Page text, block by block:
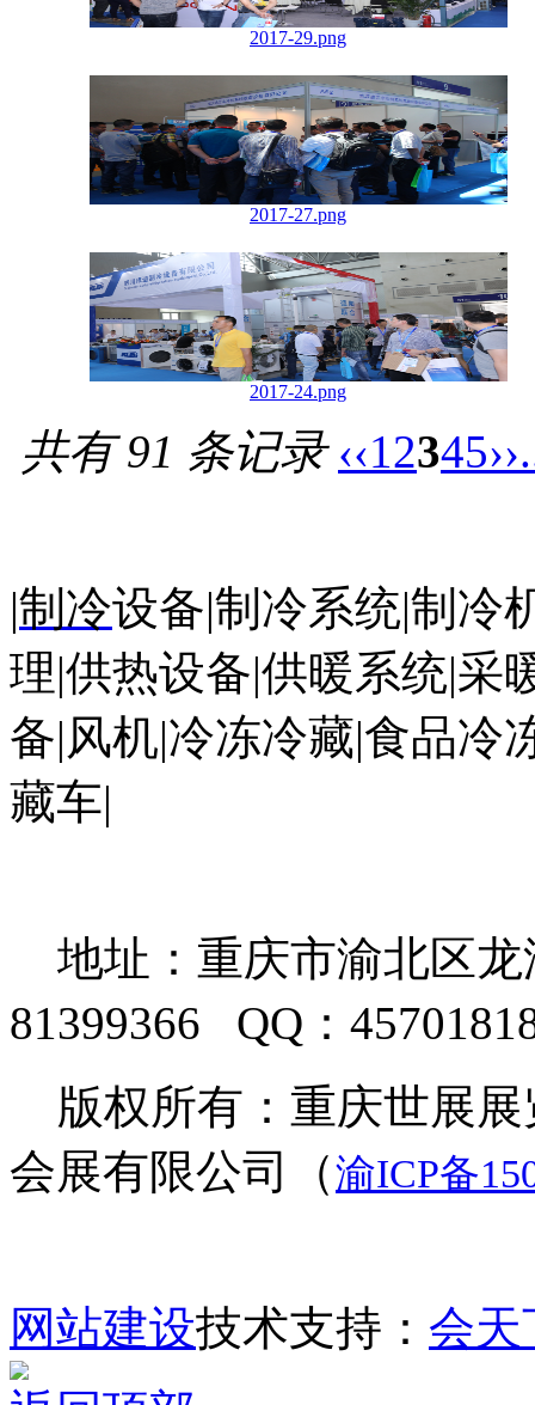
2017-29.png
2017-27.png
2017-24.png
共有 91 条记录 ‹‹12345››
|制冷设备|制冷系统|制冷
理|供热设备|供暖系统|采
备|风机|冷冻冷藏|食品冷
藏车|
地址：重庆市渝北区龙
81399366 QQ：
版权所有：重庆世展展
会展有限公司（渝ICP备
网站建设技术支持： 会天